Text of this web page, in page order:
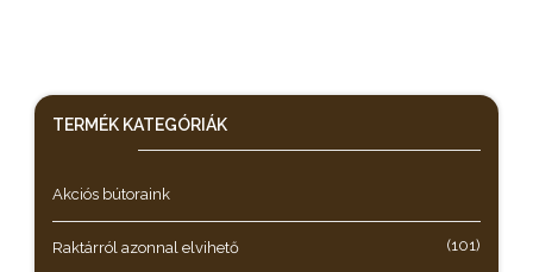
TERMÉK KATEGÓRIÁK
Akciós bútoraink
Raktárról azonnal elvihető (101)